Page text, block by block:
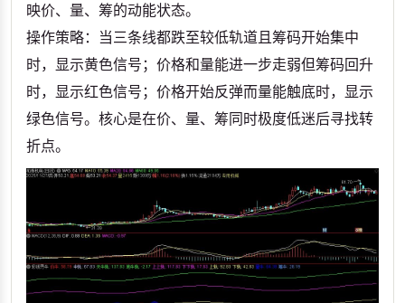
映价、量、筹的动能状态。
操作策略‌：当三条线都跌至较低轨道且筹码开始集中
时，显示黄色信号；价格和量能进一步走弱但筹码回升
时，显示红色信号；价格开始反弹而量能触底时，显示
绿色信号。核心是在价、量、筹同时极度低迷后寻找转
折点。